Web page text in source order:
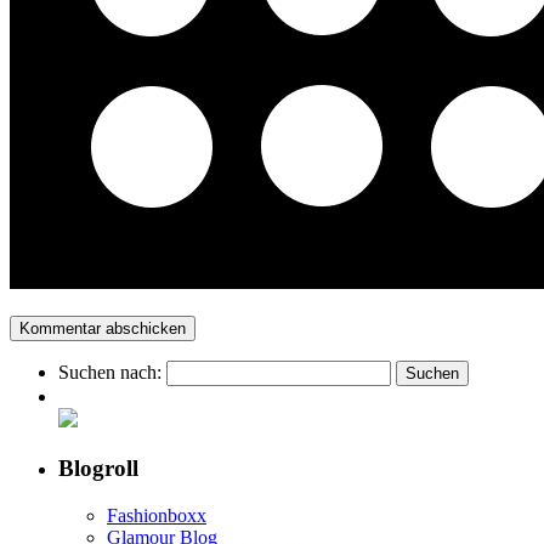
Suchen nach:
Blogroll
Fashionboxx
Glamour Blog